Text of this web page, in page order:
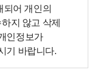
되어 개인의
지 않고 삭제
인정보가
기 바랍니다.